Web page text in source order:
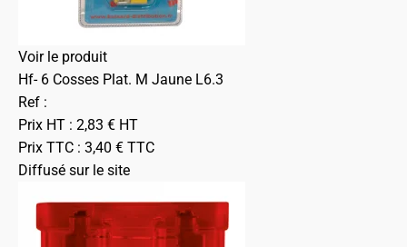
Voir le produit
Hf- 6 Cosses Plat. M Jaune L6.3
Ref :
Prix HT : 2,83 € HT
Prix TTC : 3,40 € TTC
Diffusé sur le site